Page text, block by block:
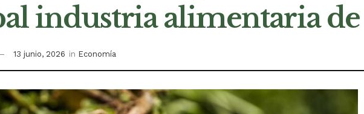
industria alimentaria de
13 junio, 2026 in Economía